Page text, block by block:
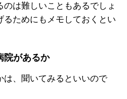
は難しいこともあるでしょ
るためにもメモしておくとい
院があるか
、聞いてみるといいので